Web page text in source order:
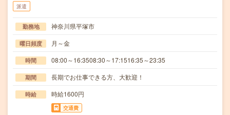
派遣
勤務地 神奈川県平塚市
曜日頻度 月～金
時間 08:00～16:3508:30～17:1516:35～23:35
期間 長期でお仕事できる方、大歓迎！
時給 時給1600円
交通費